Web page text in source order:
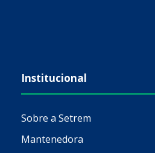
Institucional
Sobre a Setrem
Mantenedora